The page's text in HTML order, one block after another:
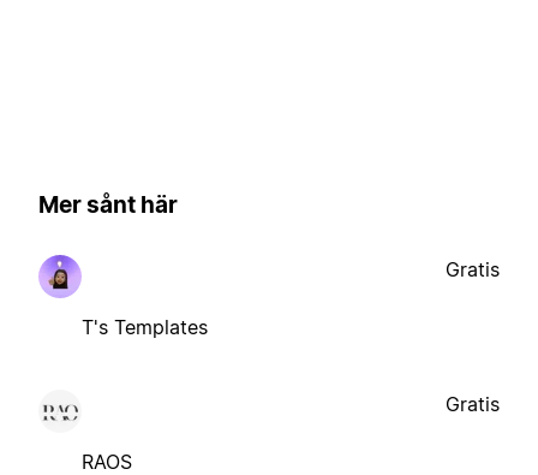
Mer sånt här
T's Templates
Gratis
RAOS
Gratis